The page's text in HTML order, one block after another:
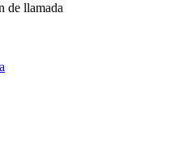
de llamada